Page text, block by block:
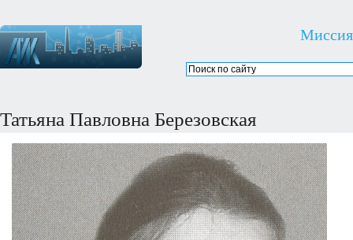
Миссия
Татьяна Павловна Березовская